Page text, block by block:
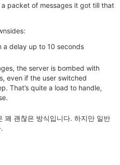
a packet of messages it got till that
a delay up to 10 seconds
the server is bombed with
even if the user switched
That’s quite a load to handle,
꽤 괜찮은 방식입니다. 하지만 일반